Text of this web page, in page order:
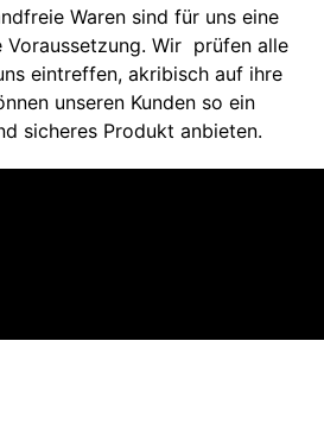
Waren sind für uns eine
Voraussetzung. Wir prüfen alle
eintreffen, akribisch auf ihre
unseren Kunden so ein
sicheres Produkt anbieten.